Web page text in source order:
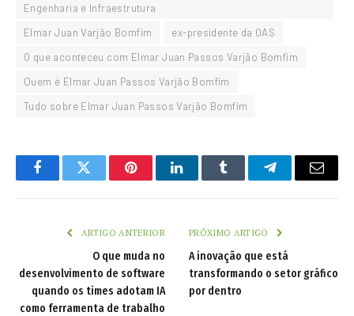
Engenharia e Infraestrutura
Elmar Juan Varjão Bomfim
ex-presidente da OAS
O que aconteceu com Elmar Juan Passos Varjão Bomfim
Quem é Elmar Juan Passos Varjão Bomfim
Tudo sobre Elmar Juan Passos Varjão Bomfim
FacebookTwitter PinterestLinkedInTumblr TelegramEmail
ARTIGO ANTERIOR
O que muda no
desenvolvimento de software
quando os times adotam IA
como ferramenta de trabalho
PRÓXIMO ARTIGO
A inovação que está
transformando o setor gráfico
por dentro